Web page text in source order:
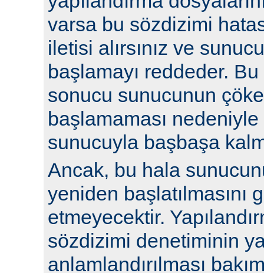
varsa bu sözdizimi
iletisi alırsınız ve
başlamayı reddeder.
sonucu sunucunun
başlamaması
sunucuyla başbaşa
Ancak, bu hala
yeniden başlatılmasını
etmeyecektir.
sözdizimi denetiminin
anlamlandırılması